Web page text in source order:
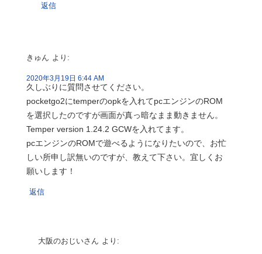
返信
きゅん より:
2020年3月19日 6:44 AM
久しぶりに質問させてください。
pocketgo2にtemperのopkを入れてpcエンジンのROM
を選択したのですが画面が真っ暗なまま動きません。
Temper version 1.24.2 GCWを入れてます。
pcエンジンのROMで遊べるようになりたいので、お忙
しい所申し訳無いのですが、教えて下さい。宜しくお
願いします！
返信
大阪のおじいさん より: